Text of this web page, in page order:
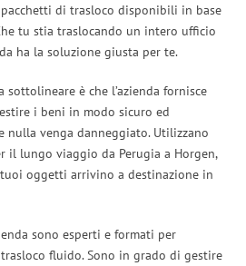
di trasloco disponibili in base
tu stia traslocando un intero ufficio
ha la soluzione giusta per te.
è che l’azienda fornisce
i beni in modo sicuro ed
nulla venga danneggiato. Utilizzano
il lungo viaggio da Perugia a Horgen,
oggetti arrivino a destinazione in
sono esperti e formati per
fluido. Sono in grado di gestire